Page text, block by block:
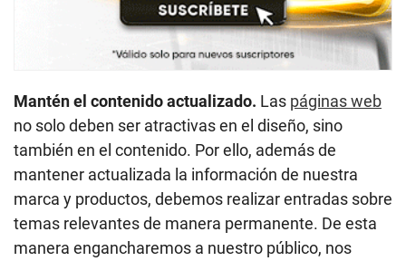
Mantén el contenido actualizado. Las páginas web
no solo deben ser atractivas en el diseño, sino
también en el contenido. Por ello, además de
mantener actualizada la información de nuestra
marca y productos, debemos realizar entradas sobre
temas relevantes de manera permanente. De esta
manera engancharemos a nuestro público, nos